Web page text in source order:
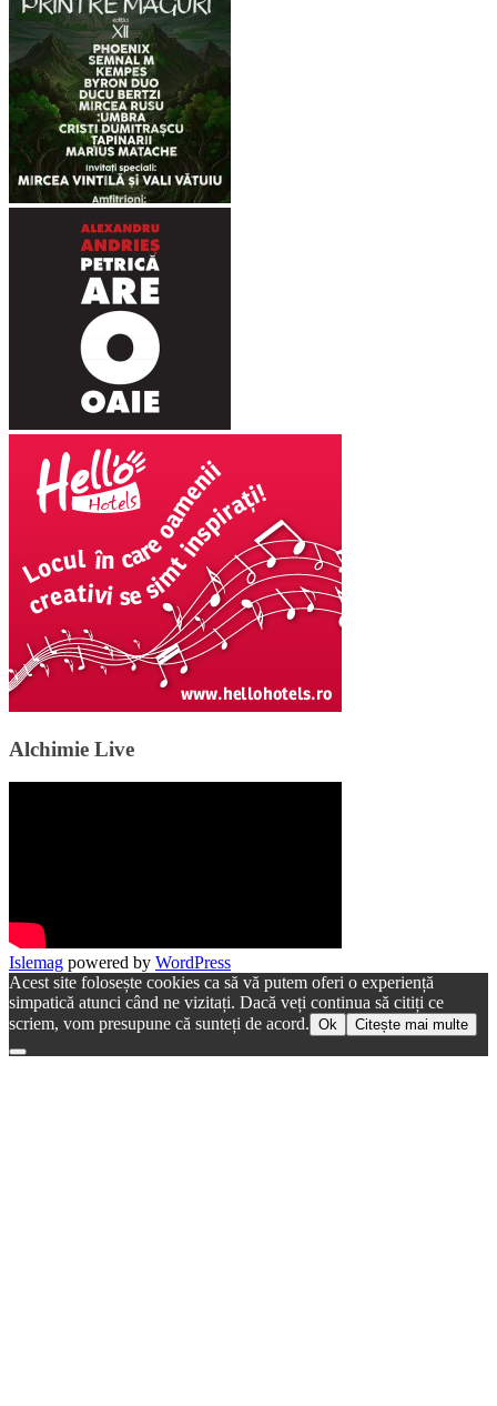
Alchimie Live
Islemag powered by WordPress
Acest site folosește cookies ca să vă putem oferi o experiență
simpatică atunci când ne vizitați. Dacă veți continua să citiți ce
scriem, vom presupune că sunteți de acord. Ok Citește mai multe